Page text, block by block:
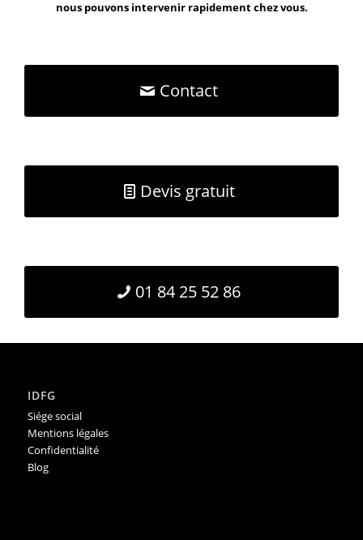
nous pouvons intervenir rapidement chez vous.
Contact
Devis gratuit
01 84 25 52 86
IDFG
Siége social
Mentions légales
Confidentialité
Blog